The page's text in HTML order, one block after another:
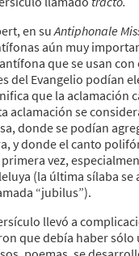
en su Antiphonale
aún muy
que se usan con
del Evangelio podían
que la aclamación
aclamación se
donde se podían
y donde el canto
vez,
(la última sílaba
“jubilus”).
llevó a
que debía haber sólo